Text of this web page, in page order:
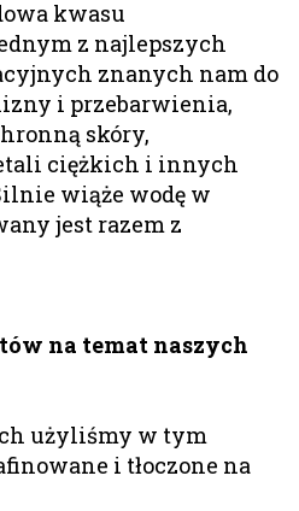
kwasu
z najlepszych
znanych nam do
i przebarwienia,
skóry,
ciężkich i innych
wiąże wodę w
jest razem z
na temat naszych
użyliśmy w tym
i tłoczone na